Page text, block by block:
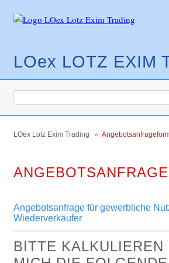
LOex LOTZ EXIM
überspringen
Produkte
OXuna -
Messing
Pulverbeschichtung
Sensor-Wandarmaturen in
LOex Lotz Exim Trading
ANGEBOTSANFRAGE
Angebotsanfrage für gewerbliche
Wiederverkäufer
BITTE KALKULIEREN